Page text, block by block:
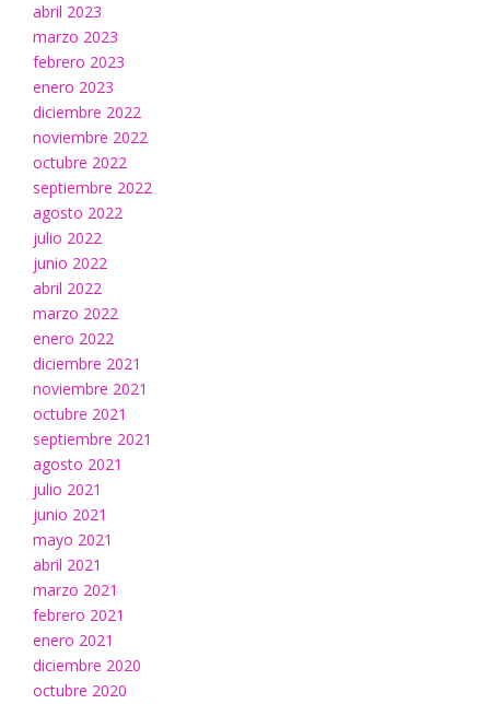
abril 2023
marzo 2023
febrero 2023
enero 2023
diciembre 2022
noviembre 2022
octubre 2022
septiembre 2022
agosto 2022
julio 2022
junio 2022
abril 2022
marzo 2022
enero 2022
diciembre 2021
noviembre 2021
octubre 2021
septiembre 2021
agosto 2021
julio 2021
junio 2021
mayo 2021
abril 2021
marzo 2021
febrero 2021
enero 2021
diciembre 2020
octubre 2020